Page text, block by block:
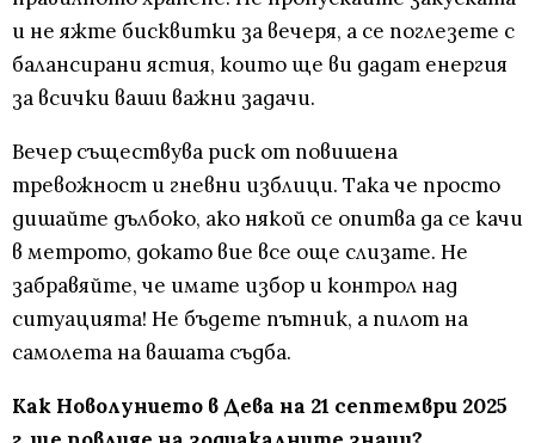
и не яжте бисквитки за вечеря, а се поглезете с
балансирани ястия, които ще ви дадат енергия
за всички ваши важни задачи.
Вечер съществува риск от повишена
тревожност и гневни изблици. Така че просто
дишайте дълбоко, ако някой се опитва да се качи
в метрото, докато вие все още слизате. Не
забравяйте, че имате избор и контрол над
ситуацията! Не бъдете пътник, а пилот на
самолета на вашата съдба.
Как Новолунието в Дева на 21 септември 2025